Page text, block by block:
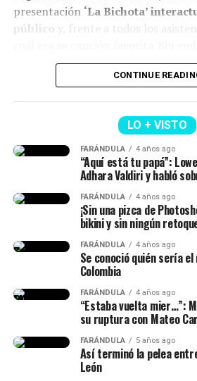
Pico Y Chao (W Sound 08) —
On The Drums
MERO TOTEE — Blessd, De
4 Life — Kris R.
presentación ‘La Bichota’
público y, frente a todos los
de todos, la pequeña en lugar de
respondió que era ‘Dai
Por otra parte, otro momento que
CONTINUE
LO + VISTO
FARÁNDULA 4 años ago
“Aquí está tu papá”:
Adhara Valdiri y habló
FARÁNDULA 4 años ago
¡Sin una pizca de
bikini y sin ningún
FARÁNDULA 4 años ago
Se conoció quién sería el
Colombia
FARÁNDULA 4 años ago
“Estaba vuelta mier…”:
su ruptura con Mateo
FARÁNDULA 5 años ago
Así terminó la pelea
León